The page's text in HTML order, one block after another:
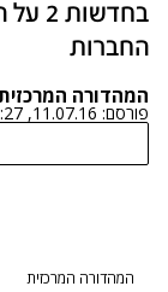
החברות
המהדורה
פורסם: 11.07.16, 19:27
המהדורה המרכזית